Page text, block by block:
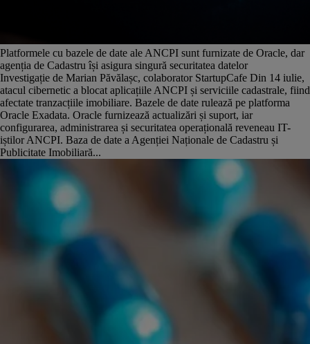
Platformele cu bazele de date ale ANCPI sunt furnizate de Oracle, dar
agenția de Cadastru își asigura singură securitatea datelor
Investigație de Marian Păvălașc, colaborator StartupCafe Din 14 iulie,
atacul cibernetic a blocat aplicațiile ANCPI și serviciile cadastrale, fiind
afectate tranzacțiile imobiliare. Bazele de date rulează pe platforma
Oracle Exadata. Oracle furnizează actualizări și suport, iar
configurarea, administrarea și securitatea operațională reveneau IT-
iștilor ANCPI. Baza de date a Agenției Naționale de Cadastru și
Publicitate Imobiliară...